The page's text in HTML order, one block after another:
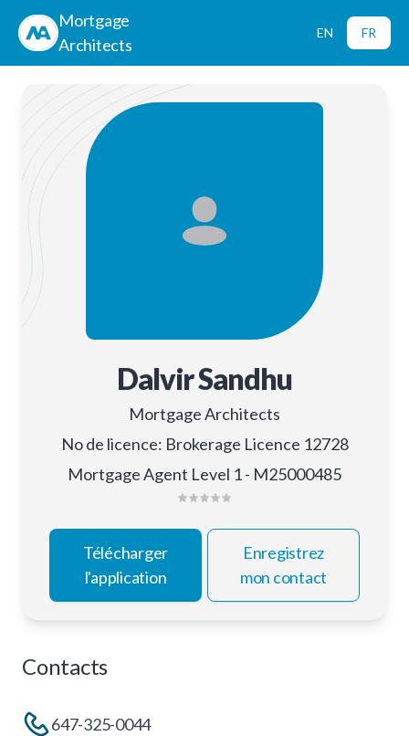
Mortgage
Architects
EN FR
Dalvir Sandhu
Mortgage Architects
No de licence: Brokerage Licence 12728
Mortgage Agent Level 1 - M25000485
Télécharger
l'application
Enregistrez
mon contact
Contacts
647-325-0044